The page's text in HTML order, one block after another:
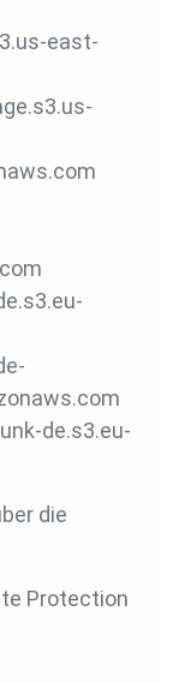
east-
de.s3.eu-
die
Protection